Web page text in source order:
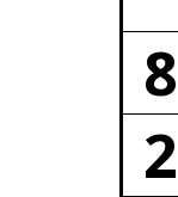
8
2